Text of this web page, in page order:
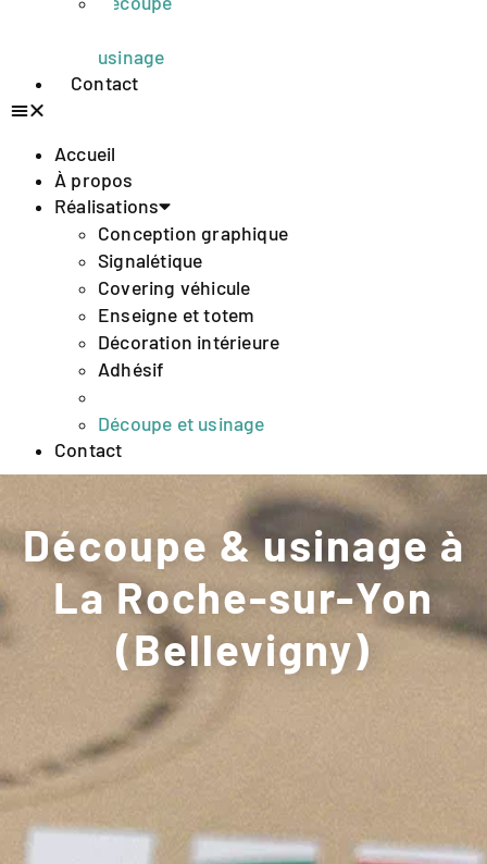
usinage
Contact
Accueil
À propos
Réalisations
Conception graphique
Signalétique
Covering véhicule
Enseigne et totem
Décoration intérieure
Adhésif
Découpe et usinage
Contact
Découpe & usinage à
La Roche-sur-Yon
(Bellevigny)